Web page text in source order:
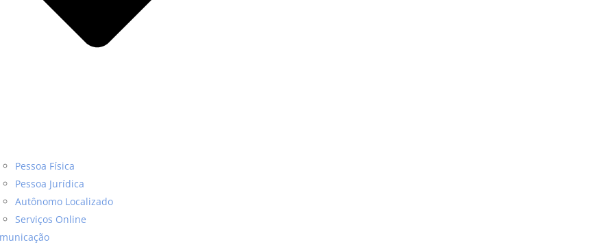
Pessoa Física
Pessoa Jurídica
Autônomo Localizado
Serviços Online